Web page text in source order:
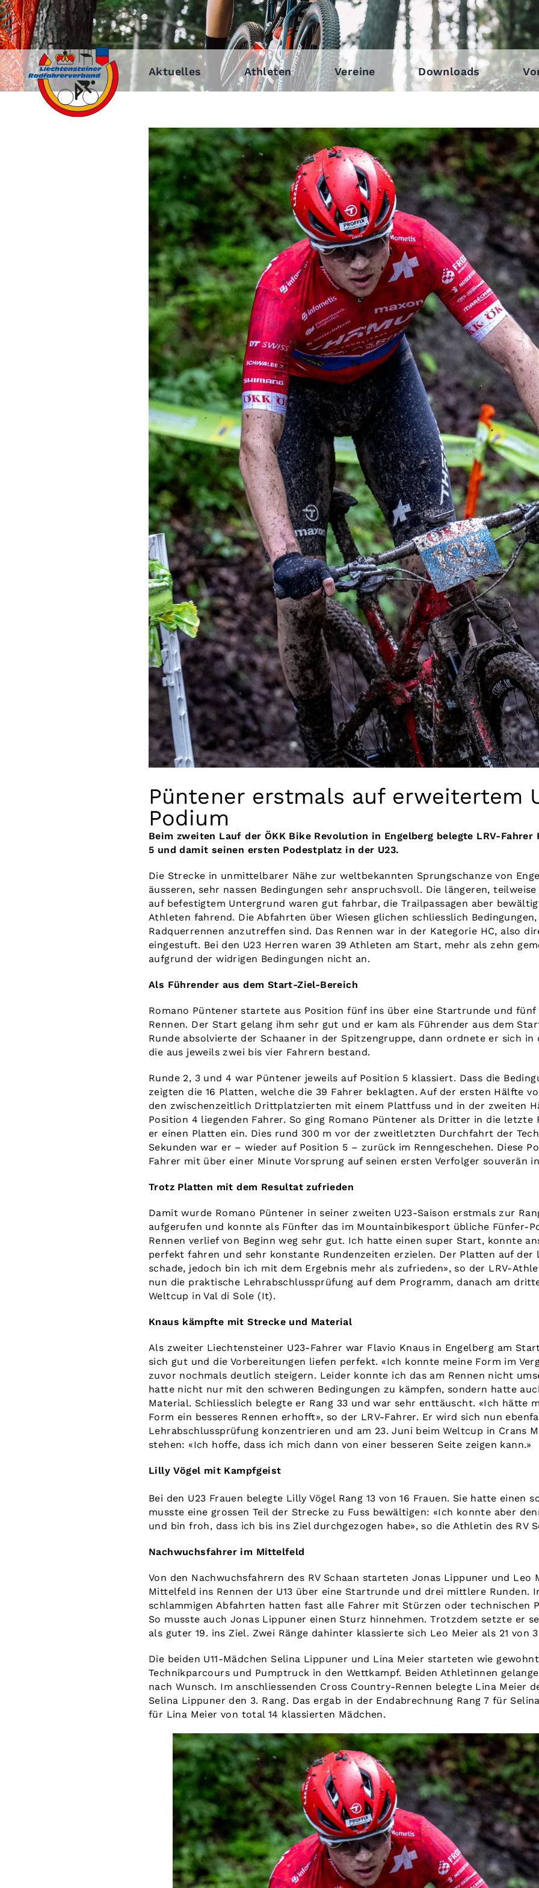
Aktuelles Athleten Vereine Downloads
Zeige
grösseres
Bild
Püntener erstmals auf erweitertem
Podium
Beim zweiten Lauf der ÖKK Bike Revolution in Engelberg belegte LRV-Fahrer
5 und damit seinen ersten Podestplatz in der U23.
Die Strecke in unmittelbarer Nähe zur weltbekannten Sprungschanze von
äusseren, sehr nassen Bedingungen sehr anspruchsvoll. Die längeren,
auf befestigtem Untergrund waren gut fahrbar, die Trailpassagen aber
Athleten fahrend. Die Abfahrten über Wiesen glichen schliesslich
Radquerrennen anzutreffen sind. Das Rennen war in der Kategorie HC, also
eingestuft. Bei den U23 Herren waren 39 Athleten am Start, mehr als zehn
aufgrund der widrigen Bedingungen nicht an.
Als Führender aus dem Start-Ziel-Bereich
Romano Püntener startete aus Position fünf ins über eine Startrunde und fünf
Rennen. Der Start gelang ihm sehr gut und er kam als Führender aus dem
Runde absolvierte der Schaaner in der Spitzengruppe, dann ordnete er sich in
die aus jeweils zwei bis vier Fahrern bestand.
Runde 2, 3 und 4 war Püntener jeweils auf Position 5 klassiert. Dass die
zeigten die 16 Platten, welche die 39 Fahrer beklagten. Auf der ersten Hälfte
den zwischenzeitlich Drittplatzierten mit einem Plattfuss und in der zweiten
Position 4 liegenden Fahrer. So ging Romano Püntener als Dritter in die letzte
er einen Platten ein. Dies rund 300 m vor der zweitletzten Durchfahrt der
Sekunden war er – wieder auf Position 5 – zurück im Renngeschehen. Diese
Fahrer mit über einer Minute Vorsprung auf seinen ersten Verfolger souverän
Trotz Platten mit dem Resultat zufrieden
Damit wurde Romano Püntener in seiner zweiten U23-Saison erstmals zur
aufgerufen und konnte als Fünfter das im Mountainbikesport übliche Fünfer-
Rennen verlief von Beginn weg sehr gut. Ich hatte einen super Start, konnte
perfekt fahren und sehr konstante Rundenzeiten erzielen. Der Platten auf der
schade, jedoch bin ich mit dem Ergebnis mehr als zufrieden», so der LRV-
nun die praktische Lehrabschlussprüfung auf dem Programm, danach am
Weltcup in Val di Sole (It).
Knaus kämpfte mit Strecke und Material
Als zweiter Liechtensteiner U23-Fahrer war Flavio Knaus in Engelberg am
sich gut und die Vorbereitungen liefen perfekt. «Ich konnte meine Form im
zuvor nochmals deutlich steigern. Leider konnte ich das am Rennen nicht
hatte nicht nur mit den schweren Bedingungen zu kämpfen, sondern hatte
Material. Schliesslich belegte er Rang 33 und war sehr enttäuscht. «Ich hätte
Form ein besseres Rennen erhofft», so der LRV-Fahrer. Er wird sich nun
Lehrabschlussprüfung konzentrieren und am 23. Juni beim Weltcup in Crans
stehen: «Ich hoffe, dass ich mich dann von einer besseren Seite zeigen kann.»
Lilly Vögel mit Kampfgeist
Bei den U23 Frauen belegte Lilly Vögel Rang 13 von 16 Frauen. Sie hatte einen
musste eine grossen Teil der Strecke zu Fuss bewältigen: «Ich konnte aber
und bin froh, dass ich bis ins Ziel durchgezogen habe», so die Athletin des RV
Nachwuchsfahrer im Mittelfeld
Von den Nachwuchsfahrern des RV Schaan starteten Jonas Lippuner und Leo
Mittelfeld ins Rennen der U13 über eine Startrunde und drei mittlere Runden.
schlammigen Abfahrten hatten fast alle Fahrer mit Stürzen oder technischen
So musste auch Jonas Lippuner einen Sturz hinnehmen. Trotzdem setzte er
als guter 19. ins Ziel. Zwei Ränge dahinter klassierte sich Leo Meier als 21 von
Die beiden U11-Mädchen Selina Lippuner und Lina Meier starteten wie
Technikparcours und Pumptruck in den Wettkampf. Beiden Athletinnen
nach Wunsch. Im anschliessenden Cross Country-Rennen belegte Lina Meier
Selina Lippuner den 3. Rang. Das ergab in der Endabrechnung Rang 7 für
für Lina Meier von total 14 klassierten Mädchen.